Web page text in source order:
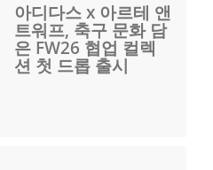
아디다스 x 아르테 앤
트워프, 축구 문화 담
은 FW26 협업 컬렉
션 첫 드롭 출시